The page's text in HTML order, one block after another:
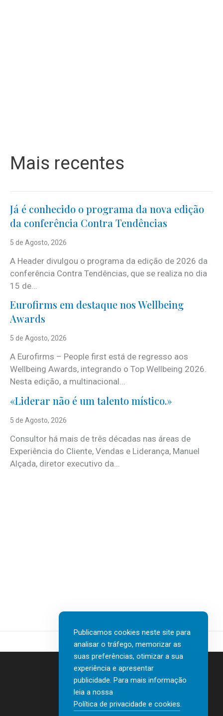
Mais recentes
Já é conhecido o programa da nova edição
da conferência Contra Tendências
5 de Agosto, 2026
A Header divulgou o programa da edição de 2026 da
conferência Contra Tendências, que se realiza no dia
15 de...
Eurofirms em destaque nos Wellbeing
Awards
5 de Agosto, 2026
A Eurofirms – People first está de regresso aos
Wellbeing Awards, integrando o Top Wellbeing 2026.
Nesta edição, a multinacional...
«Liderar não é um talento místico.»
5 de Agosto, 2026
Consultor há mais de três décadas nas áreas de
Experiência do Cliente, Vendas e Liderança, Manuel
Alçada, diretor executivo da...
Contactos
Política de privacidade e cookies
Publicamos cookies neste site para
analisar o tráfego, memorizar as
suas preferências, otimizar a sua
experiência e apresentar
publicidade. Para mais informação
leia a nossa
Política de privacidade e cookies.